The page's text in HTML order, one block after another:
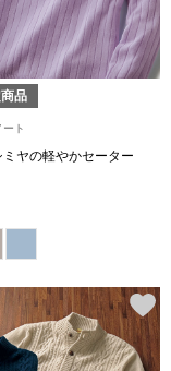
ショート･クロ
その他
ルーム･アン
その他
品
ート
ヤの軽やかセーター